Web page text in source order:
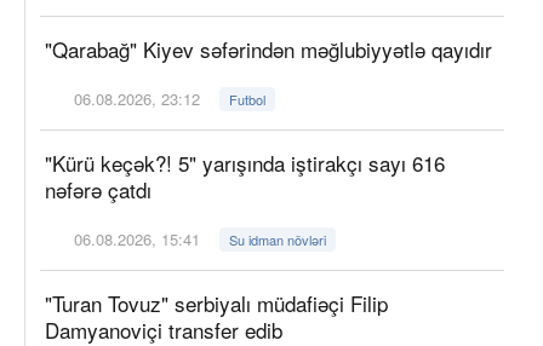
"Qarabağ" Kiyev səfərindən məğlubiyyətlə qayıdır
06.08.2026, 23:12 Futbol
"Kürü keçək?! 5" yarışında iştirakçı sayı 616
nəfərə çatdı
06.08.2026, 15:41 Su idman növləri
"Turan Tovuz" serbiyalı müdafiəçi Filip
Damyanoviçi transfer edib